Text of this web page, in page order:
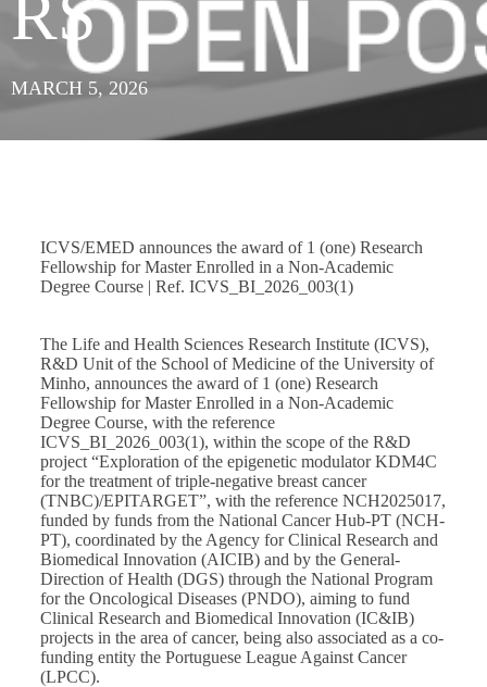
RS
MARCH 5, 2026
ICVS/EMED announces the award of 1 (one) Research
Fellowship for Master Enrolled in a Non-Academic
Degree Course | Ref. ICVS_BI_2026_003(1)
The Life and Health Sciences Research Institute (ICVS),
R&D Unit of the School of Medicine of the University of
Minho, announces the award of 1 (one) Research
Fellowship for Master Enrolled in a Non-Academic
Degree Course, with the reference
ICVS_BI_2026_003(1), within the scope of the R&D
project “Exploration of the epigenetic modulator KDM4C
for the treatment of triple-negative breast cancer
(TNBC)/EPITARGET”, with the reference NCH2025017,
funded by funds from the National Cancer Hub-PT (NCH-
PT), coordinated by the Agency for Clinical Research and
Biomedical Innovation (AICIB) and by the General-
Direction of Health (DGS) through the National Program
for the Oncological Diseases (PNDO), aiming to fund
Clinical Research and Biomedical Innovation (IC&IB)
projects in the area of cancer, being also associated as a co-
funding entity the Portuguese League Against Cancer
(LPCC).